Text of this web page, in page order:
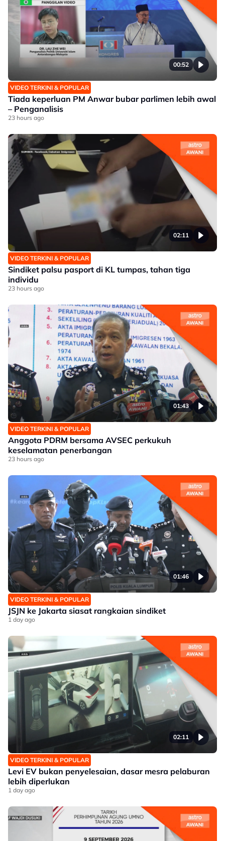
00:52
VIDEO TERKINI & POPULAR
Tiada keperluan PM Anwar bubar parlimen lebih awal
– Penganalisis
23 hours ago
02:11
VIDEO TERKINI & POPULAR
Sindiket palsu pasport di KL tumpas, tahan tiga
individu
23 hours ago
01:43
VIDEO TERKINI & POPULAR
Anggota PDRM bersama AVSEC perkukuh
keselamatan penerbangan
23 hours ago
01:46
VIDEO TERKINI & POPULAR
JSJN ke Jakarta siasat rangkaian sindiket
1 day ago
02:11
VIDEO TERKINI & POPULAR
Levi EV bukan penyelesaian, dasar mesra pelaburan
lebih diperlukan
1 day ago